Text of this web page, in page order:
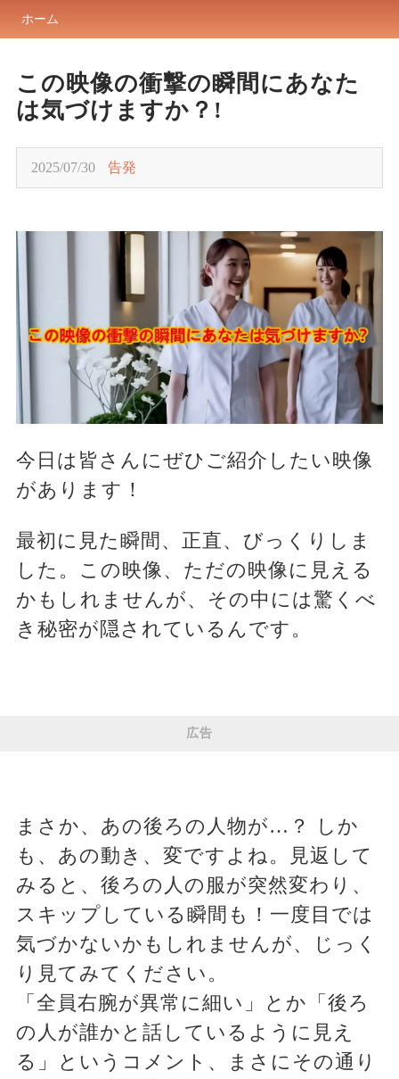
ホーム
この映像の衝撃の瞬間にあなた
は気づけますか？!
2025/07/30 告発
今日は皆さんにぜひご紹介したい映像
があります！
最初に見た瞬間、正直、びっくりしま
した。この映像、ただの映像に見える
かもしれませんが、その中には驚くべ
き秘密が隠されているんです。
広告
まさか、あの後ろの人物が…？ しか
も、あの動き、変ですよね。見返して
みると、後ろの人の服が突然変わり、
スキップしている瞬間も！一度目では
気づかないかもしれませんが、じっく
り見てみてください。
「全員右腕が異常に細い」とか「後ろ
の人が誰かと話しているように見え
る」というコメント、まさにその通り